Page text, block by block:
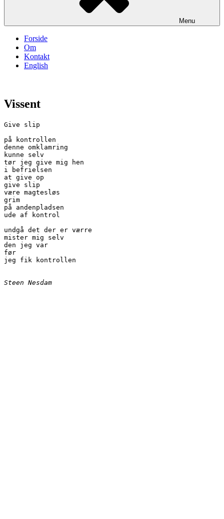
Menu
Forside
Om
Kontakt
English
Vissent
Give slip
på kontrollen
denne omklamring
kunne selv
tør jeg give mig hen
i befrielsen
at give op
give slip
være magtesløs
grim
på andenpladsen
ude af kontrol
undgå det der er værre
mister mig selv
den jeg var
før
jeg fik kontrollen
Steen Nesdam